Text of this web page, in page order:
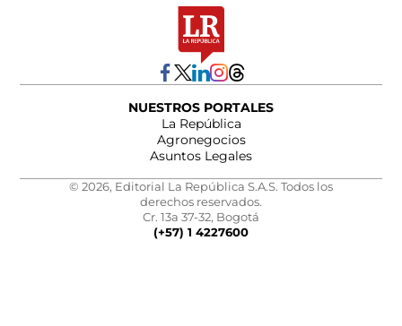
NUESTROS PORTALES
La República
Agronegocios
Asuntos Legales
© 2026, Editorial La República S.A.S. Todos los
derechos reservados.
Cr. 13a 37-32, Bogotá
(+57) 1 4227600